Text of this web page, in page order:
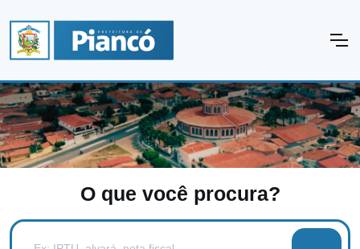
O que você procura?